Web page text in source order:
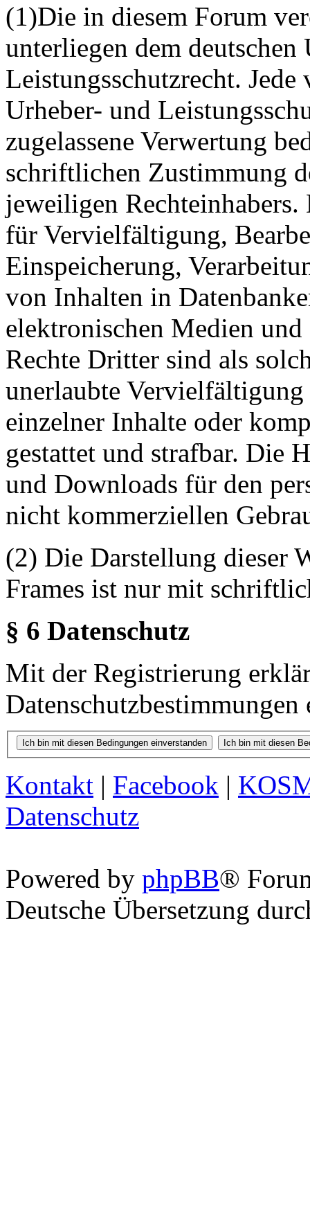
(1)Die in diesem Forum
unterliegen dem deutschen
Leistungsschutzrecht. Jede
Urheber- und
zugelassene Verwertung
schriftlichen Zustimmung
jeweiligen
für Vervielfältigung,
Einspeicherung,
von Inhalten in
elektronischen Medien
Rechte Dritter sind als
unerlaubte Vervielfältigung
einzelner Inhalte oder
gestattet und strafbar. Die
und Downloads für den
nicht kommerziellen
(2) Die Darstellung dieser
Frames ist nur mit
§ 6 Datenschutz
Mit der Registrierung
Datenschutzbestimmungen
Kontakt | Facebook |
Datenschutz
Powered by phpBB®
Deutsche Übersetzung